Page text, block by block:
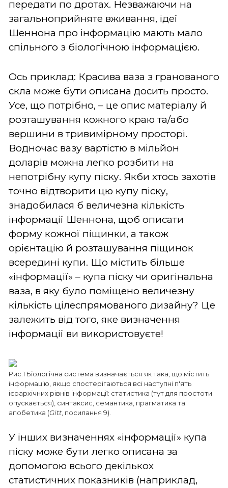
передати по дротах. Незважаючи на
загальноприйняте вживання, ідеї
Шеннона про інформацію мають мало
спільного з біологічною інформацією.
Ось приклад: Красива ваза з гранованого
скла може бути описана досить просто.
Усе, що потрібно, – це опис матеріалу й
розташування кожного краю та/або
вершини в тривимірному просторі.
Водночас вазу вартістю в мільйон
доларів можна легко розбити на
непотрібну купу піску. Якби хтось захотів
точно відтворити цю купу піску,
знадобилася б величезна кількість
інформації Шеннона, щоб описати
форму кожної піщинки, а також
орієнтацію й розташування піщинок
всередині купи. Що містить більше
«інформації» – купа піску чи оригінальна
ваза, в яку було поміщено величезну
кількість цілеспрямованого дизайну? Це
залежить від того, яке визначення
інформації ви використовуєте!
Рис.1 Біологічна система визначається як така, що містить
інформацію, якщо спостерігаються всі наступні п'ять
ієрархічних рівнів інформації: статистика (тут для простоти
опускається), синтаксис, семантика, прагматика та
апобетика (Gitt, посилання 9).
У інших визначеннях «інформації» купа
піску може бути легко описана за
допомогою всього декількох
статистичних показників (наприклад,